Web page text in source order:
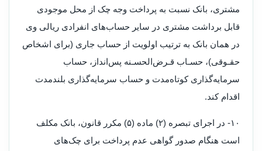
مشتری، بانک نسبت به پرداخت وجه چک از محل موجودی
قابل برداشت مشتری در سایر حساب‌های انفرادی ریالی وی
در همان بانک به ترتیب اولویت از حساب جاری (برای اشخاص
حقـوقی)، حسـاب قـرض‌الحسـنه پس‌انداز، حساب
سرمایه‌گذاری کوتاه‌مدت و حساب سرمایه‌گذاری بلندمدت
اقدام کند.
۱۰- در اجرای تبصره (۲) ماده (۵) مکرر قانون، بانک مکلف
است هنگام صدور گواهی عدم پرداخت برای چک‌های